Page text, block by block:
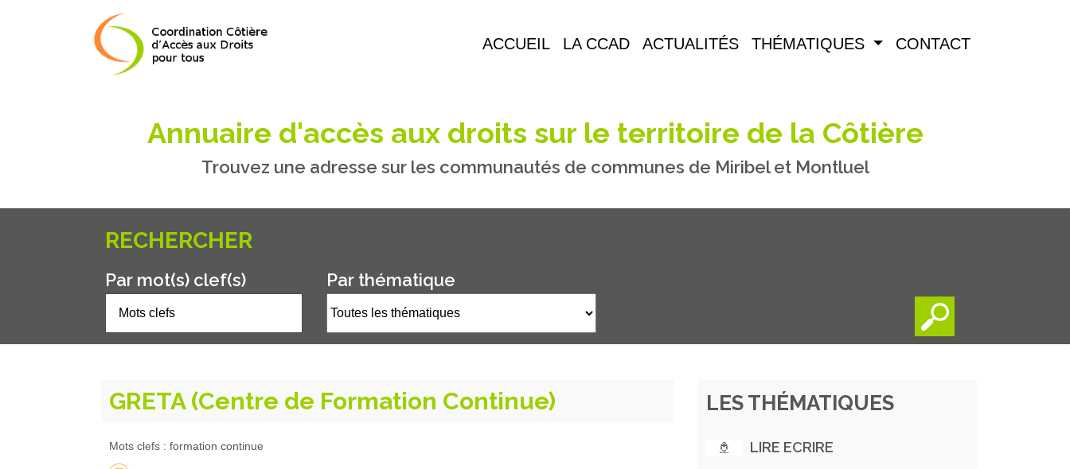
ACCUEIL LA CCAD ACTUALITÉS THÉMATIQUES CONTACT
Annuaire d'accès aux droits sur le territoire de la Côtière
Trouvez une adresse sur les communautés de communes de Miribel et Montluel
RECHERCHER
Par mot(s) clef(s) Par thématique
GRETA (Centre de Formation Continue)
Mots clefs : formation continue
LES THÉMATIQUES
LIRE ECRIRE